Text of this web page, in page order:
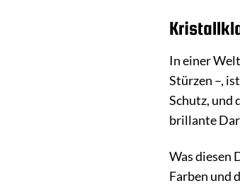
In einer
Stürzen –,
Schutz, und
brillante
Was diesen
Farben und